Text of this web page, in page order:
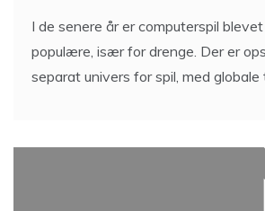
I de senere år er computerspil
populære, især for drenge. Der er
separat univers for spil, med globale